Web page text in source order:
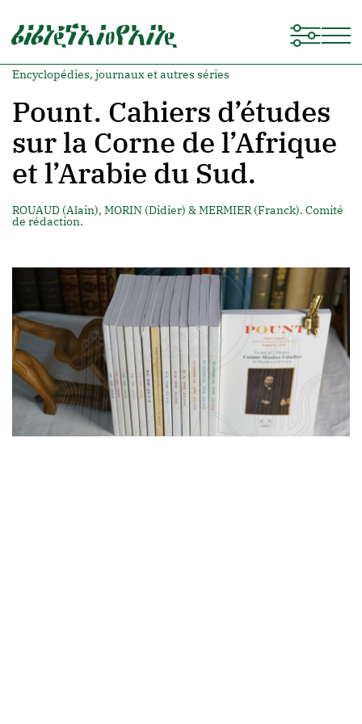
Encyclopédies, journaux et autres séries
Pount. Cahiers d’études
sur la Corne de l’Afrique
et l’Arabie du Sud.
ROUAUD (Alain), MORIN (Didier) & MERMIER (Franck). Comité
de rédaction.